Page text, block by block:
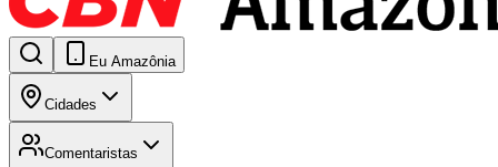
Eu Amazônia
Cidades
Comentaristas